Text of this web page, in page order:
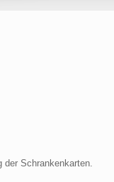
der Schrankenkarten.